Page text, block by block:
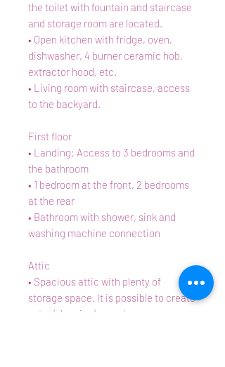
the toilet with fountain and staircase
and storage room are located.
• Open kitchen with fridge, oven,
dishwasher, 4 burner ceramic hob,
extractor hood, etc.
• Living room with staircase, access
to the backyard.
First floor
• Landing: Access to 3 bedrooms and
the bathroom
• 1 bedroom at the front, 2 bedrooms
at the rear
• Bathroom with shower, sink and
washing machine connection
Attic
• Spacious attic with plenty of
storage space. It is possible to create
extra (sleeping) room here